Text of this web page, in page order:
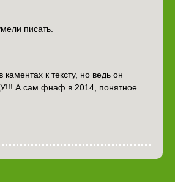
писать.
каментах к тексту, но ведь он
А сам фнаф в 2014, понятное